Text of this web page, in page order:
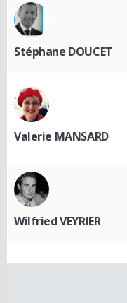
Stéphane DOUCET
Valerie MANSARD
Wilfried VEYRIER